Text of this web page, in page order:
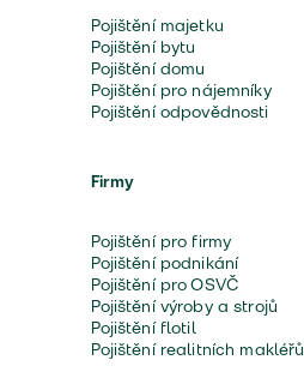
Pojištění majetku
Pojištění bytu
Pojištění domu
Pojištění pro nájemníky
Pojištění odpovědnosti
Firmy
Pojištění pro firmy
Pojištění podnikání
Pojištění pro OSVČ
Pojištění výroby a strojů
Pojištění flotil
Pojištění realitních makléřů